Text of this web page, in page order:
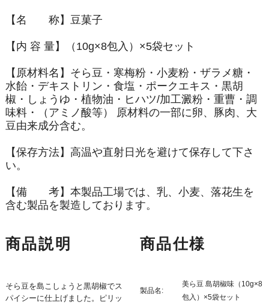
【名 称】豆菓子
【内 容 量】（10g×8包入）×5袋セット
【原材料名】そら豆・寒梅粉・小麦粉・ザラメ糖・
水飴・デキストリン・食塩・ポークエキス・黒胡
椒・しょうゆ・植物油・ヒハツ/加工澱粉・重曹・調
味料・（アミノ酸等） 原材料の一部に卵、豚肉、大
豆由来成分含む。
【保存方法】高温や直射日光を避けて保存して下さ
い。
【備 考】本製品工場では、乳、小麦、落花生を
含む製品を製造しております。
商品説明
そら豆を島こしょうと黒胡椒でス
パイシーに仕上げました。ピリッ
商品仕様
製品名:
美ら豆 島胡椒味（10g×8
包入）×5袋セット